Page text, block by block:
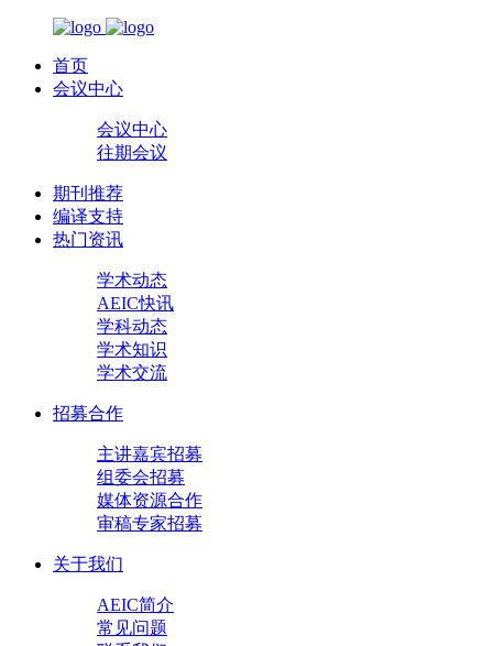
首页
会议中心
会议中心
往期会议
期刊推荐
编译支持
热门资讯
学术动态
AEIC快讯
学科动态
学术知识
学术交流
招募合作
主讲嘉宾招募
组委会招募
媒体资源合作
审稿专家招募
关于我们
AEIC简介
常见问题